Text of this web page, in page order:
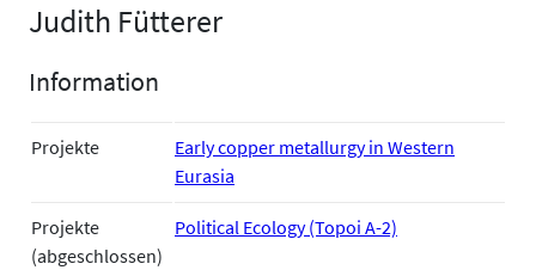
Judith Fütterer
Information
Projekte
Early copper metallurgy in Western
Eurasia
Projekte
(abgeschlossen)
Political Ecology (Topoi A-2)